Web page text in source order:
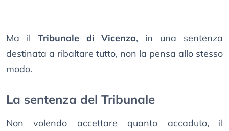
Ma il Tribunale di Vicenza, in una sentenza
destinata a ribaltare tutto, non la pensa allo stesso
modo.
La sentenza del Tribunale
Non volendo accettare quanto accaduto, il